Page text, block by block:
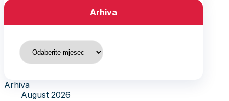
Arhiva
Arhiva
Arhiva
August 2026